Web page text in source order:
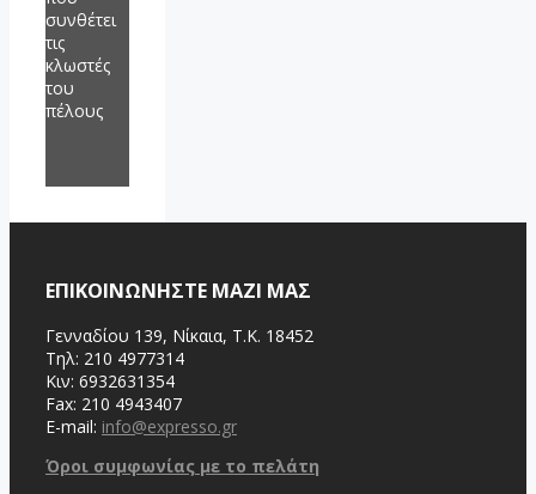
συνθέτει
τις
κλωστές
του
πέλους
ΕΠΙΚΟΙΝΩΝΗΣΤΕ ΜΑΖΙ ΜΑΣ
Γενναδίου 139, Νίκαια, Τ.Κ. 18452
Τηλ: 210 4977314
Κιν: 6932631354
Fax: 210 4943407
E-mail: info@expresso.gr
Όροι συμφωνίας με το πελάτη